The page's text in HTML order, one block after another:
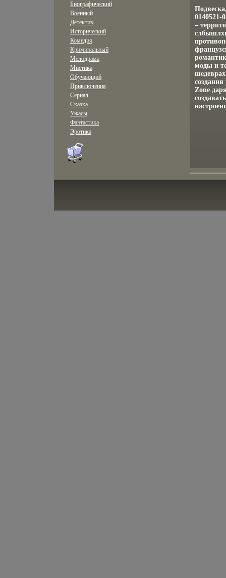
Биографический
Военный
Детектив
Исторический
Комедия
Криминальный
Мелодрама
Мистика
Обучающий
Приключения
Сериал
Сказка
Ужасы
Фантастика
Эротика
0140521-
–
моды и
Zone